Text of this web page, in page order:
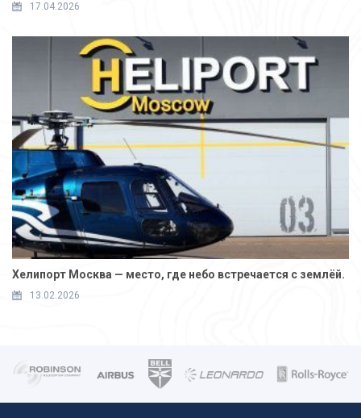
17.04.2026
Хелипорт Москва — место, где небо встречается с землёй.
13.02.2026